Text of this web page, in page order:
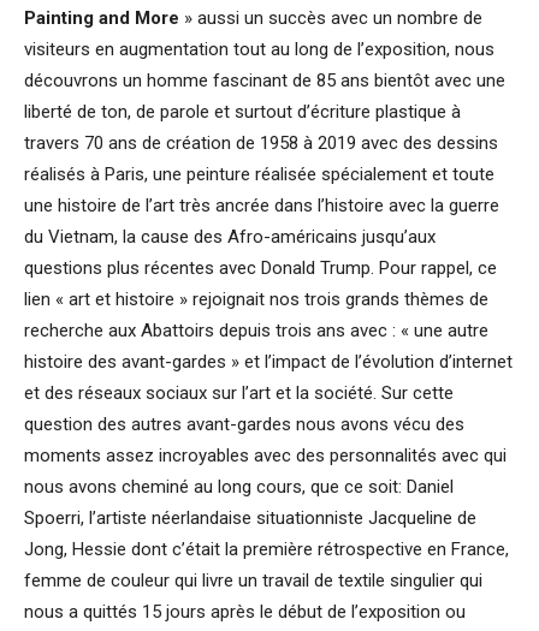
Painting and More » aussi un succès avec un nombre de
visiteurs en augmentation tout au long de l’exposition, nous
découvrons un homme fascinant de 85 ans bientôt avec une
liberté de ton, de parole et surtout d’écriture plastique à
travers 70 ans de création de 1958 à 2019 avec des dessins
réalisés à Paris, une peinture réalisée spécialement et toute
une histoire de l’art très ancrée dans l’histoire avec la guerre
du Vietnam, la cause des Afro-américains jusqu’aux
questions plus récentes avec Donald Trump. Pour rappel, ce
lien « art et histoire » rejoignait nos trois grands thèmes de
recherche aux Abattoirs depuis trois ans avec : « une autre
histoire des avant-gardes » et l’impact de l’évolution d’internet
et des réseaux sociaux sur l’art et la société. Sur cette
question des autres avant-gardes nous avons vécu des
moments assez incroyables avec des personnalités avec qui
nous avons cheminé au long cours, que ce soit: Daniel
Spoerri, l’artiste néerlandaise situationniste Jacqueline de
Jong, Hessie dont c’était la première rétrospective en France,
femme de couleur qui livre un travail de textile singulier qui
nous a quittés 15 jours après le début de l’exposition ou